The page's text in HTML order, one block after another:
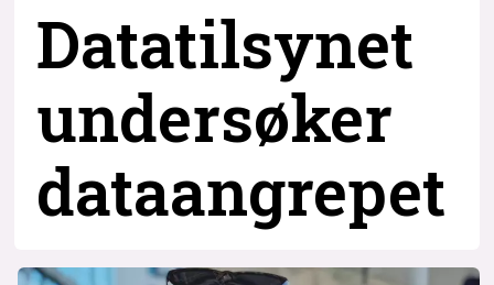
Datatilsynet
undersøker
dataangrepet